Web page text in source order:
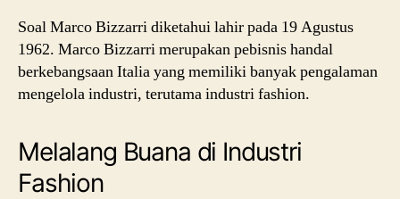
Soal Marco Bizzarri diketahui lahir pada 19 Agustus
1962. Marco Bizzarri merupakan pebisnis handal
berkebangsaan Italia yang memiliki banyak pengalaman
mengelola industri, terutama industri fashion.
Melalang Buana di Industri
Fashion